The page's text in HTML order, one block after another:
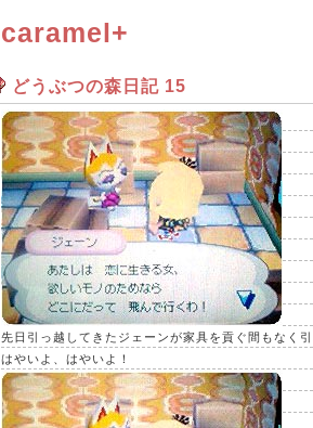
caramel+
どうぶつの森日記 15
先日引っ越してきたジェーンが家具を貢ぐ間もなく
はやいよ、はやいよ！